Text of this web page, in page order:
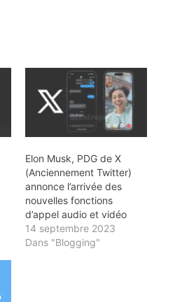
Elon Musk, PDG de X
(Anciennement Twitter)
annonce l’arrivée des
nouvelles fonctions
d’appel audio et vidéo
14 septembre 2023
Dans "Blogging"